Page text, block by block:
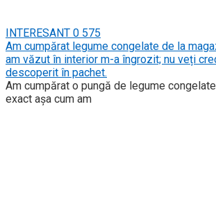
INTERESANT 0 575
Am cumpărat legume congelate de la
am văzut în interior m-a îngrozit; nu veți
descoperit în pachet.
Am cumpărat o pungă de legume
exact așa cum am